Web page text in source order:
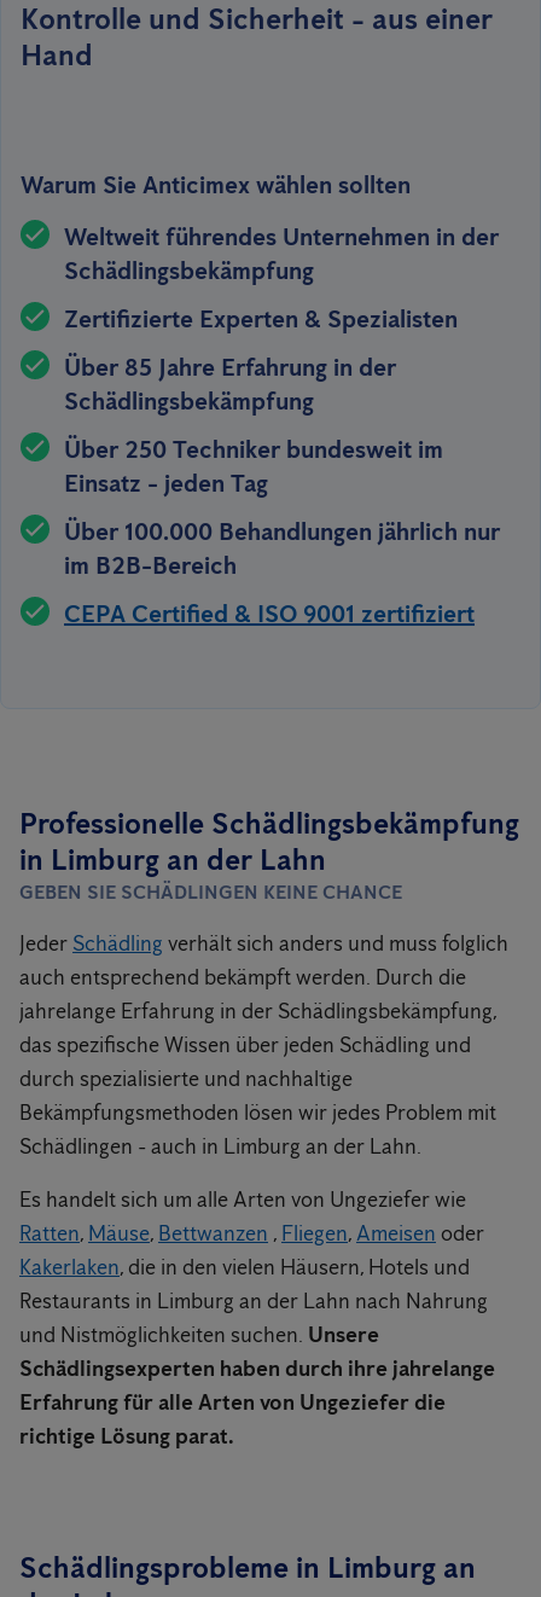
Kontrolle und Sicherheit - aus einer
Hand
Warum Sie Anticimex wählen sollten
Weltweit führendes Unternehmen in der
Schädlingsbekämpfung
Zertifizierte Experten & Spezialisten
Über 85 Jahre Erfahrung in der
Schädlingsbekämpfung
Über 250 Techniker bundesweit im
Einsatz - jeden Tag
Über 100.000 Behandlungen jährlich nur
im B2B-Bereich
CEPA Certified & ISO 9001 zertifiziert
Professionelle Schädlingsbekämpfung
in Limburg an der Lahn
GEBEN SIE SCHÄDLINGEN KEINE CHANCE
Jeder Schädling verhält sich anders und muss folglich
auch entsprechend bekämpft werden. Durch die
jahrelange Erfahrung in der Schädlingsbekämpfung,
das spezifische Wissen über jeden Schädling und
durch spezialisierte und nachhaltige
Bekämpfungsmethoden lösen wir jedes Problem mit
Schädlingen - auch in Limburg an der Lahn.
Es handelt sich um alle Arten von Ungeziefer wie
Ratten, Mäuse, Bettwanzen , Fliegen,Ameisen oder
Kakerlaken, die in den vielen Häusern, Hotels und
Restaurants in Limburg an der Lahn nach Nahrung
und Nistmöglichkeiten suchen. Unsere
Schädlingsexperten haben durch ihre jahrelange
Erfahrung für alle Arten von Ungeziefer die
richtige Lösung parat.
Schädlingsprobleme in Limburg an